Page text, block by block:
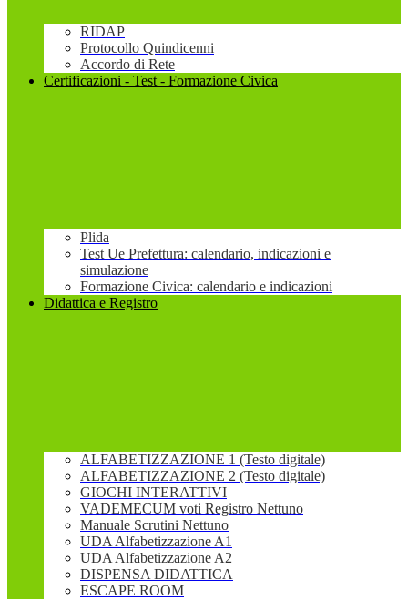
RIDAP
Protocollo Quindicenni
Accordo di Rete
Certificazioni - Test - Formazione Civica
Plida
Test Ue Prefettura: calendario, indicazioni e
simulazione
Formazione Civica: calendario e indicazioni
Didattica e Registro
ALFABETIZZAZIONE 1 (Testo digitale)
ALFABETIZZAZIONE 2 (Testo digitale)
GIOCHI INTERATTIVI
VADEMECUM voti Registro Nettuno
Manuale Scrutini Nettuno
UDA Alfabetizzazione A1
UDA Alfabetizzazione A2
DISPENSA DIDATTICA
ESCAPE ROOM